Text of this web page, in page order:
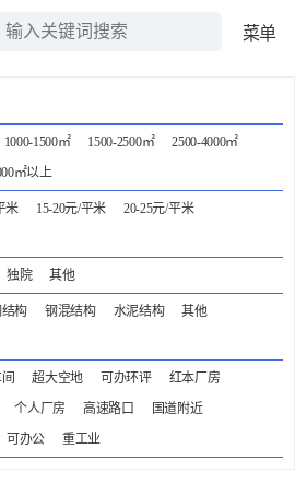
菜单
1000-1500㎡ 1500-2500㎡
2500-4000㎡
㎡以上
米 15-20元/平米
20-25元/平米
独院 其他
构 钢混结构 水泥结构
其他
超大空地 可办环评
红本厂房
个人厂房 高速路口
国道附近
可办公 重工业